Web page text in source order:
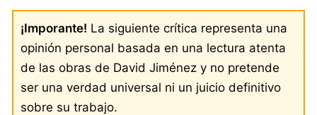
¡Imporante! La siguiente crítica representa una
opinión personal basada en una lectura atenta
de las obras de David Jiménez y no pretende
ser una verdad universal ni un juicio definitivo
sobre su trabajo.